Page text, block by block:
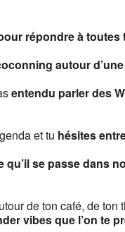
répondre à
autour
entendu parler des
et tu hésites
qu’il se passe dans
de ton café, de ton
vibes que l’on te